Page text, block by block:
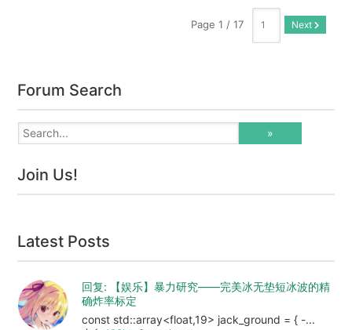
Page 1 / 17 Next
Forum Search
Join Us!
Latest Posts
回复: 【娱乐】暴力研究——完美冰无垫短冰波的精
确炸率标定
const std::array<float,19> jack_ground = { -...